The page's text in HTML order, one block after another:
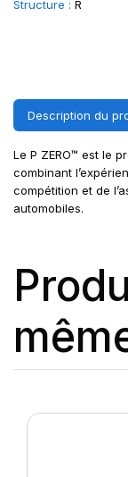
Structure : R
Description du
Le P ZERO™ est le
combinant
compétition et de
automobiles.